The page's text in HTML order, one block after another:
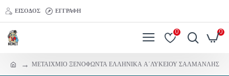
ΕΊΣΟΔΟΣ ΕΓΓΡΑΦΉ
0 0
ΜΕΤΑΙΧΜΙΟ ΞΕΝΟΦΩΝΤΑ ΕΛΛΗΝΙΚΑ Α΄ΛΥΚΕΙΟΥ ΣΑΛΜΑΝΛΗΣ